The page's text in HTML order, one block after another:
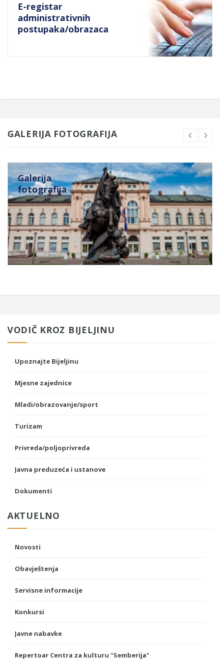
E-registar
administrativnih
postupaka/obrazaca
GALERIJA FOTOGRAFIJA
Galerija
fotografija
VODIČ KROZ BIJELJINU
Upoznajte Bijeljinu
Mjesne zajednice
Mladi/obrazovanje/sport
Turizam
Privreda/poljoprivreda
Javna preduzeća i ustanove
Dokumenti
AKTUELNO
Novosti
Obavještenja
Servisne informacije
Konkursi
Javne nabavke
Repertoar Centra za kulturu "Semberija"